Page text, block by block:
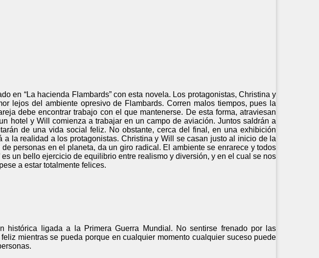
en “La hacienda Flambards” con esta novela. Los protagonistas, Christina y
lejos del ambiente opresivo de Flambards. Corren malos tiempos, pues la
debe encontrar trabajo con el que mantenerse. De esta forma, atraviesan
hotel y Will comienza a trabajar en un campo de aviación. Juntos saldrán a
de una vida social feliz. No obstante, cerca del final, en una exhibición
a la realidad a los protagonistas. Christina y Will se casan justo al inicio de la
personas en el planeta, da un giro radical. El ambiente se enrarece y todos
un bello ejercicio de equilibrio entre realismo y diversión, y en el cual se nos
a estar totalmente felices.
histórica ligada a la Primera Guerra Mundial. No sentirse frenado por las
mientras se pueda porque en cualquier momento cualquier suceso puede